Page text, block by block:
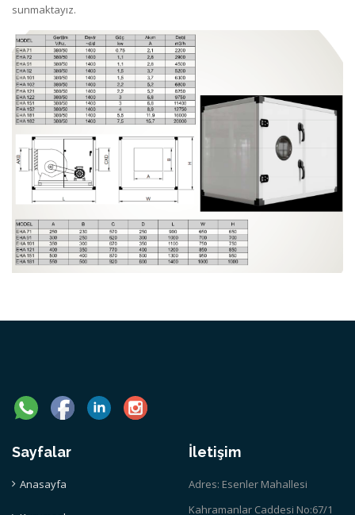
sunmaktayız.
Sayfalar
Anasayfa
İletişim
Adres: Esenler Mahallesi
Kahramanlar Caddesi No:67/1